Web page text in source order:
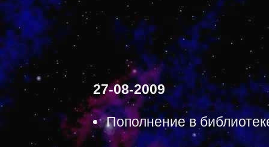
27-08-2009
Пополнение в